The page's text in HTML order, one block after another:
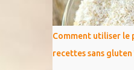
Comment utiliser le
recettes sans gluten